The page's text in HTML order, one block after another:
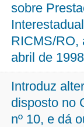
sobre
RICMS/RO,
abril de
Introduz
disposto no
nº 10, e dá